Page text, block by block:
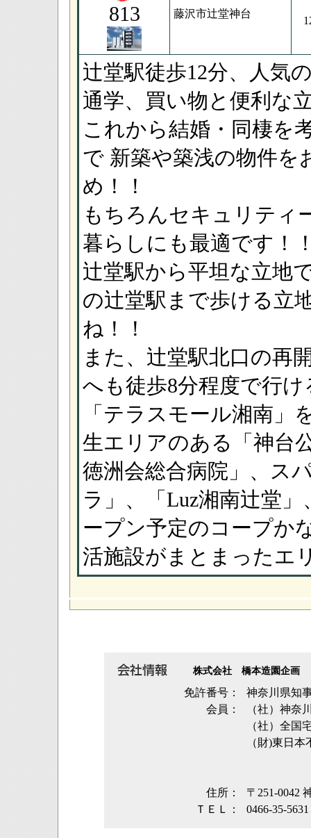
813 藤沢市辻堂神台
辻堂駅徒歩12分、人気
通学、買い物と便利な
これから結婚・同棲を
で 新築や築浅の物件を
め！！
もちろんセキュリティ
暮らしにも最適です！
辻堂駅から平坦な立地
の辻堂駅まで歩ける立
ね！！
また、辻堂駅北口の再
へも徒歩8分程度で行け
「テラスモール湘南」
生エリアのある「神台
徳洲会総合病院」、ス
ラ」、「Luz湘南辻堂
ープン予定のコープか
活施設がまとまったエ
株式会社 橋本造園企画
免許番号：
神奈川県知
会員：
（社）神奈
（社）全国
（財)東日
住所：
〒251-0042
ＴＥＬ：
0466-35-5631